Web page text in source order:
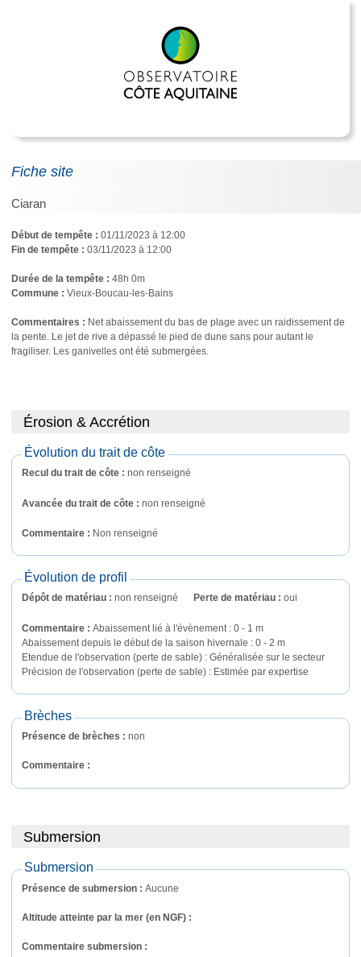
Fiche site
Ciaran
Début de tempête :01/11/2023 à 12:00
Fin de tempête :03/11/2023 à 12:00
Durée de la tempête : 48h 0m
Commune :Vieux-Boucau-les-Bains
Commentaires : Net abaissement du bas de plage avec un raidissement de
la pente. Le jet de rive a dépassé le pied de dune sans pour autant le
fragiliser. Les ganivelles ont été submergées.
Érosion & Accrétion
Évolution du trait de côte
Recul du trait de côte : non renseigné
Avancée du trait de côte : non renseigné
Commentaire : Non renseigné
Évolution de profil
Dépôt de matériau : non renseigné Perte de matériau : oui
Commentaire : Abaissement lié à l'évènement : 0 - 1 m
Abaissement depuis le début de la saison hivernale : 0 - 2 m
Etendue de l'observation (perte de sable) : Généralisée sur le secteur
Précision de l'observation (perte de sable) : Estimée par expertise
Brèches
Présence de brèches : non
Commentaire :
Submersion
Submersion
Présence de submersion : Aucune
Altitude atteinte par la mer (en NGF) :
Commentaire submersion :